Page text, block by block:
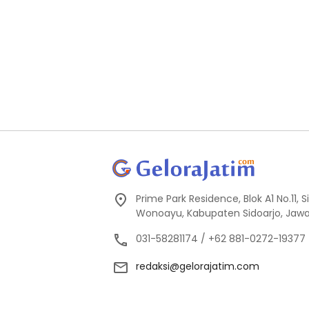
Prime Park Residence, Blok A1
Wonoayu, Kabupaten Sidoarjo,
031-58281174 / +62 881-0272-19377
redaksi@gelorajatim.com